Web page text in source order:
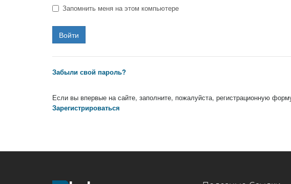
Запомнить меня на этом компьютере
Забыли свой пароль?
Если вы впервые на сайте, заполните, пожалуйста, регистрационную
Зарегистрироваться